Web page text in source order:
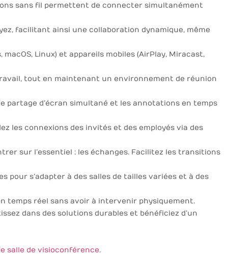
sans fil permettent de connecter simultanément
facilitant ainsi une collaboration dynamique, même
Linux) et appareils mobiles (AirPlay, Miracast,
tout en maintenant un environnement de réunion
partage d’écran simultané et les annotations en temps
les connexions des invités et des employés via des
sur l’essentiel : les échanges. Facilitez les transitions
s’adapter à des salles de tailles variées et à des
temps réel sans avoir à intervenir physiquement.
dans des solutions durables et bénéficiez d’un
salle de visioconférence.